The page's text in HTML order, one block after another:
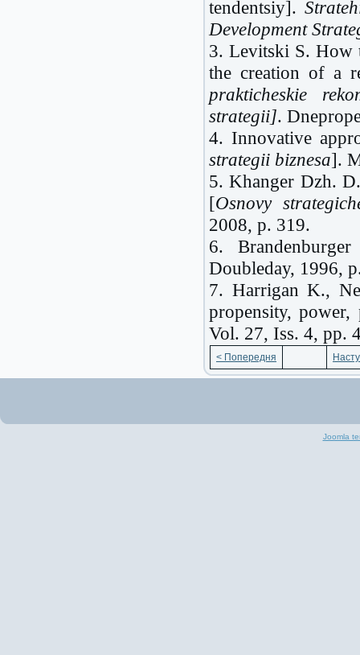
tendentsiy].
Development
3. Levitski S. How
the creation of a
prakticheskie
strategii].
4. Innovative
strategii biznesa].
5. Khanger Dzh.
[Osnovy
2008, p. 319.
6.
Doubleday, 1996,
7. Harrigan K.,
propensity, power,
Vol. 27, Iss. 4, pp.
< Попередня
Joomla